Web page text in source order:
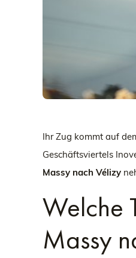
Ihr Zug kommt auf
Geschäftsviertels
Massy nach Vélizy
Welche
Massy